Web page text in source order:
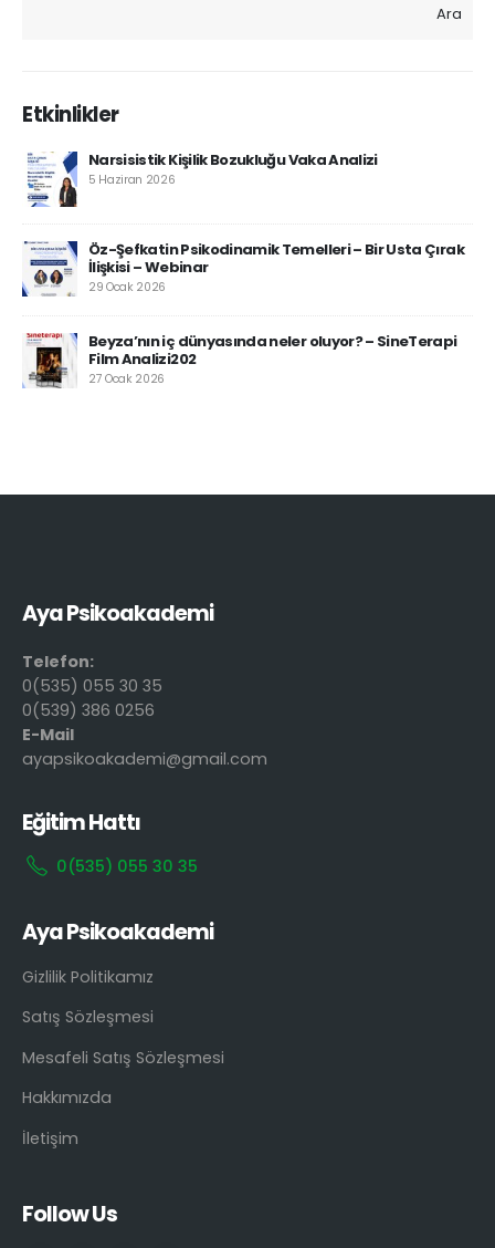
Ara
Etkinlikler
Narsisistik Kişilik Bozukluğu Vaka Analizi
5 Haziran 2026
Öz-Şefkatin Psikodinamik Temelleri – Bir Usta Çırak
İlişkisi – Webinar
29 Ocak 2026
Beyza’nın iç dünyasında neler oluyor? – SineTerapi
Film Analizi202
27 Ocak 2026
Aya Psikoakademi
Telefon:
0(535) 055 30 35
0(539) 386 0256
E-Mail
ayapsikoakademi@gmail.com
Eğitim Hattı
0(535) 055 30 35
Aya Psikoakademi
Gizlilik Politikamız
Satış Sözleşmesi
Mesafeli Satış Sözleşmesi
Hakkımızda
İletişim
Follow Us